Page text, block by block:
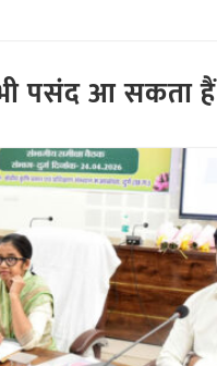
पसंद आ सकता हैं